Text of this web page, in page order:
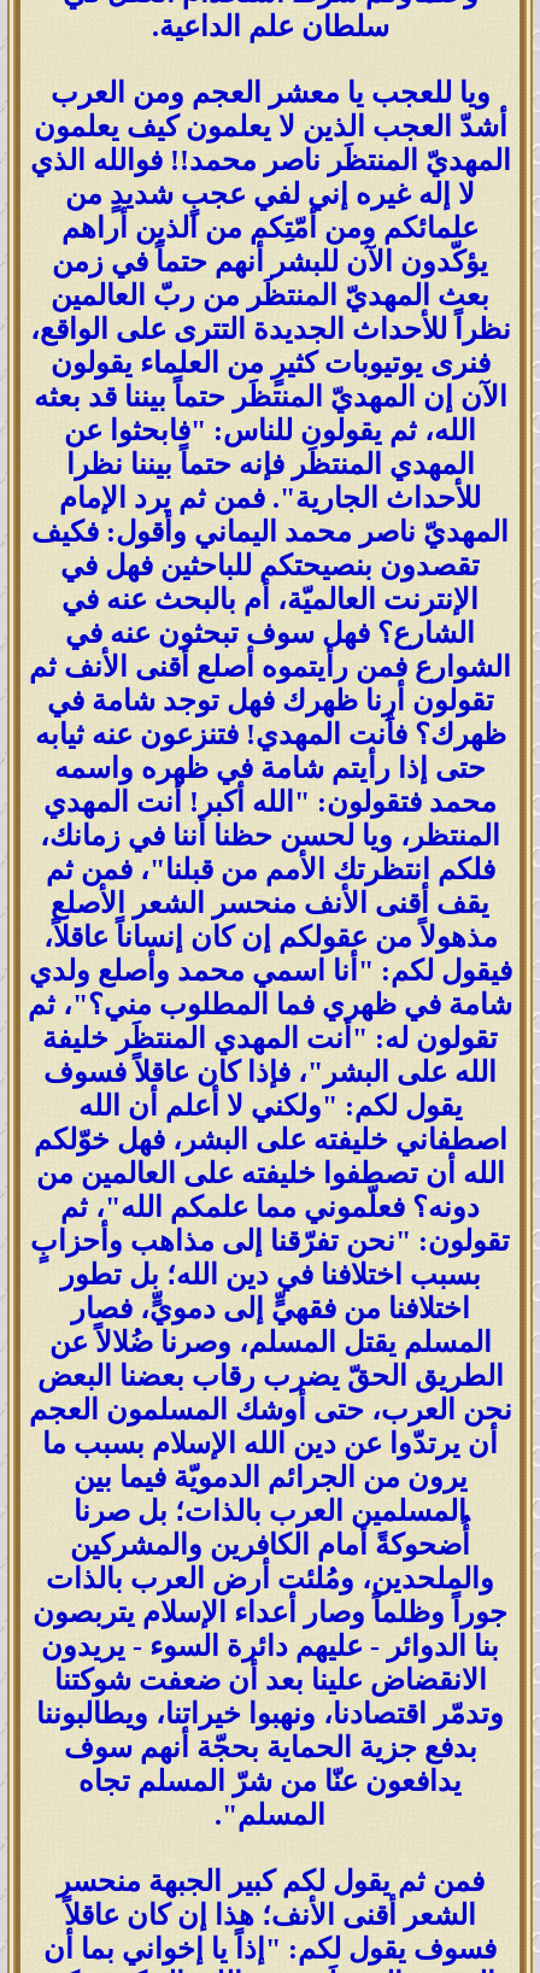
سلطان علم الداعية.
ويا للعجب يا معشر العجم ومن العرب
أشدّ العجب الذين لا يعلمون كيف يعلمون
المهديّ المنتظَر ناصر محمد!! فوالله الذي
لا إله غيره إني لفي عجبٍ شديدٍ من
علمائكم ومن أمّتِكم من الذين أراهم
يؤكّدون الآن للبشر أنهم حتماً في زمن
بعث المهديّ المنتظَر من ربّ العالمين
نظراً للأحداث الجديدة التترى على الواقع،
فنرى يوتيوبات كثيرٍ من العلماء يقولون
الآن إن المهديّ المنتظَر حتماً بيننا قد بعثه
الله، ثم يقولون للناس: "فابحثوا عن
المهدي المنتظَر فإنه حتماً بيننا نظرا
للأحداث الجارية". فمن ثم يرد الإمام
المهديّ ناصر محمد اليماني وأقول: فكيف
تقصدون بنصيحتكم للباحثين فهل في
الإنترنت العالميّة، أم بالبحث عنه في
الشارع؟ فهل سوف تبحثون عنه في
الشوارع فمن رأيتموه أصلع أقنى الأنف ثم
تقولون أرِنا ظهرك فهل توجد شامة في
ظهرك؟ فأنت المهدي! فتنزعون عنه ثيابه
حتى إذا رأيتم شامة في ظهره واسمه
محمد فتقولون: "الله أكبر! أنت المهدي
المنتظر، ويا لحسن حظنا أننا في زمانك،
فلكم انتظرتك الأمم من قبلنا"، فمن ثم
يقف أقنى الأنف منحسر الشعر الأصلع
مذهولاً من عقولكم إن كان إنساناً عاقلاً،
فيقول لكم: "أنا اسمي محمد وأصلع ولدي
شامة في ظهري فما المطلوب مني؟"، ثم
تقولون له: "أنت المهدي المنتظَر خليفة
الله على البشر"، فإذا كان عاقلاً فسوف
يقول لكم: "ولكني لا أعلم أن الله
اصطفاني خليفته على البشر، فهل خوّلكم
الله أن تصطفوا خليفته على العالمين من
دونه؟ فعلّموني مما علمكم الله"، ثم
تقولون: "نحن تفرّقنا إلى مذاهب وأحزابٍ
بسبب اختلافنا في دين الله؛ بل تطور
اختلافنا من فقهيٍّ إلى دمويٍّ، فصار
المسلم يقتل المسلم، وصرنا ضُلالاً عن
الطريق الحقّ يضرب رقاب بعضنا البعض
نحن العرب، حتى أوشك المسلمون العجم
أن يرتدّوا عن دين الله الإسلام بسبب ما
يرون من الجرائم الدمويّة فيما بين
المسلمين العرب بالذات؛ بل صرنا
أُضحوكةً أمام الكافرين والمشركين
والملحدين، ومُلئت أرض العرب بالذات
جوراً وظلماً وصار أعداء الإسلام يتربصون
بنا الدوائر - عليهم دائرة السوء - يريدون
الانقضاض علينا بعد أن ضعفت شوكتنا
وتدمّر اقتصادنا، ونهبوا خيراتنا، ويطالبوننا
بدفع جزية الحماية بحجّة أنهم سوف
يدافعون عنّا من شرّ المسلم تجاه
المسلم".
فمن ثم يقول لكم كبير الجبهة منحسر
الشعر أقنى الأنف؛ هذا إن كان عاقلاً
فسوف يقول لكم: "إذاً يا إخواني بما أن